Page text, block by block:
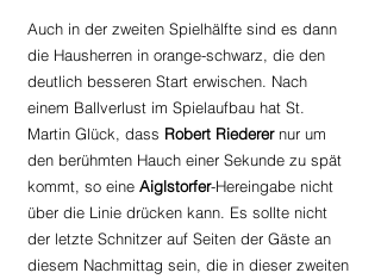
Auch in der zweiten Spielhälfte sind es dann
die Hausherren in orange-schwarz, die den
deutlich besseren Start erwischen. Nach
einem Ballverlust im Spielaufbau hat St.
Martin Glück, dass Robert Riederer nur um
den berühmten Hauch einer Sekunde zu spät
kommt, so eine Aiglstorfer-Hereingabe nicht
über die Linie drücken kann. Es sollte nicht
der letzte Schnitzer auf Seiten der Gäste an
diesem Nachmittag sein, die in dieser zweiten